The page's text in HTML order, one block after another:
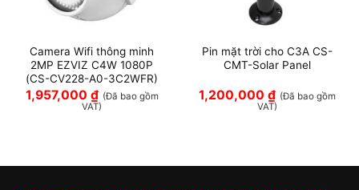
Camera Wifi thông minh
2MP EZVIZ C4W 1080P
(CS-CV228-A0-3C2WFR)
1,957,000 ₫ (Đã bao gồm
VAT)
Pin mặt trời cho C3A CS-
CMT-Solar Panel
1,200,000 ₫ (Đã bao gồm
VAT)